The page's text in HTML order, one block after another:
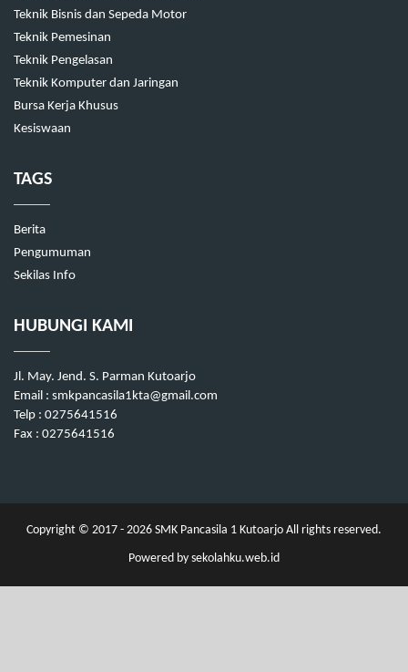
Teknik Bisnis dan Sepeda Motor
Teknik Pemesinan
Teknik Pengelasan
Teknik Komputer dan Jaringan
Bursa Kerja Khusus
Kesiswaan
TAGS
Berita
Pengumuman
Sekilas Info
HUBUNGI KAMI
Jl. May. Jend. S. Parman Kutoarjo
Email : smkpancasila1kta@gmail.com
Telp : 0275641516
Fax : 0275641516
Copyright © 2017 - 2026 SMK Pancasila 1 Kutoarjo All rights reserved.
Powered by sekolahku.web.id